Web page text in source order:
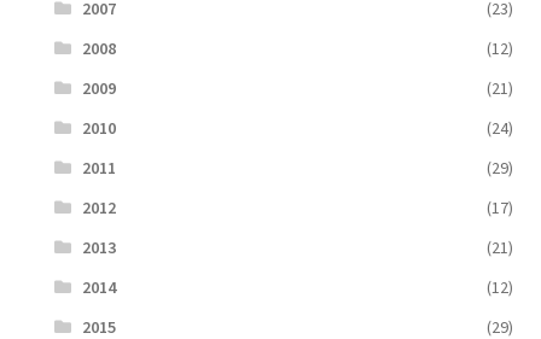
2007
(23)
2008
(12)
2009
(21)
2010
(24)
2011
(29)
2012
(17)
2013
(21)
2014
(12)
2015
(29)